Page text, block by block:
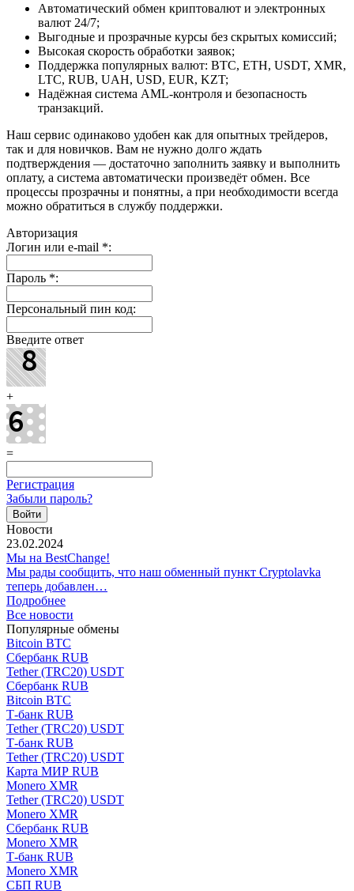
Автоматический обмен криптовалют и электронных
валют 24/7;
Выгодные и прозрачные курсы без скрытых комиссий;
Высокая скорость обработки заявок;
Поддержка популярных валют: BTC, ETH, USDT, XMR,
LTC, RUB, UAH, USD, EUR, KZT;
Надёжная система AML-контроля и безопасность
транзакций.
Наш сервис одинаково удобен как для опытных трейдеров,
так и для новичков. Вам не нужно долго ждать
подтверждения — достаточно заполнить заявку и выполнить
оплату, а система автоматически произведёт обмен. Все
процессы прозрачны и понятны, а при необходимости всегда
можно обратиться в службу поддержки.
Авторизация
Логин или e-mail *:
Пароль *:
Персональный пин код:
Введите ответ
+
=
Регистрация
Забыли пароль?
Новости
23.02.2024
Мы на BestChange!
Мы рады сообщить, что наш обменный пункт Cryptolavka
теперь добавлен…
Подробнее
Все новости
Популярные обмены
Bitcoin BTC
Сбербанк RUB
Tether (TRC20) USDT
Сбербанк RUB
Bitcoin BTC
Т-банк RUB
Tether (TRC20) USDT
Т-банк RUB
Tether (TRC20) USDT
Карта МИР RUB
Monero XMR
Tether (TRC20) USDT
Monero XMR
Сбербанк RUB
Monero XMR
Т-банк RUB
Monero XMR
СБП RUB